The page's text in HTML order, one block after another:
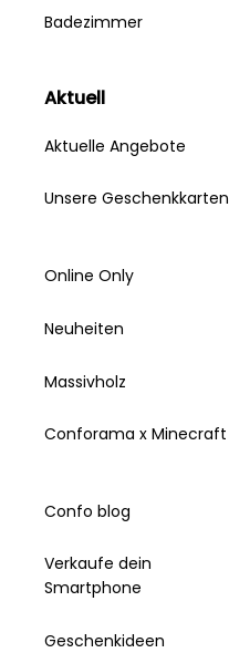
Badezimmer
aktuell
Aktuelle Angebote
Unsere Geschenkkarten
Online Only
Neuheiten
Massivholz
Conforama x Minecraft
Confo blog
Verkaufe dein
Smartphone
Geschenkideen